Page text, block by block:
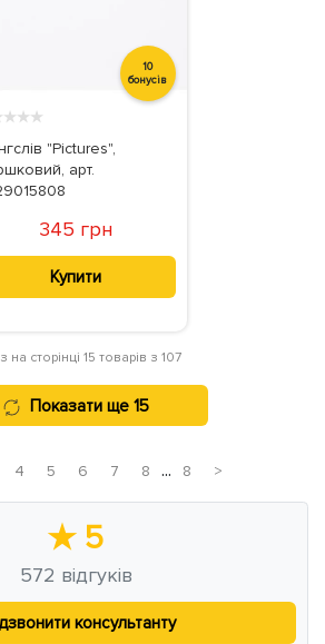
10
бонусів
★★★
"Pictures",
арт.
345 грн
Купити
на сторінці 15 товарів з 107
Показати ще 15
4 5 6 7 8 ... 8 >
★ 5
572 відгуків
консультанту